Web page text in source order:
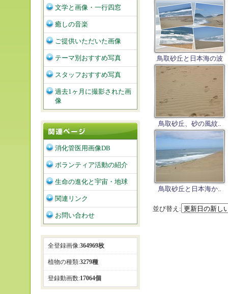
鳥取砂丘と日本海の波
鳥取砂丘、砂の風紋..
鳥取砂丘と日本海か..
並び替え:
文学と画像・一行四窓
癒しの音楽
ご提供いただいた画像
テーマ別おすすめ写真
スタッフおすすめ写真
過去1ヶ月に撮影された画
像
消化管医用画像DB
ボランティア活動の紹介
生命の進化と宇宙・地球
関連リンク
お問い合わせ
全登録画像:364969枚
植物の種類:3279種
登録動画数:17064個